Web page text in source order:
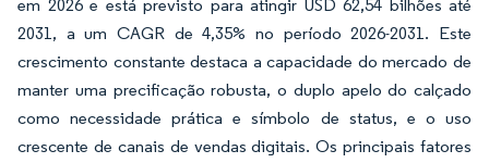
em 2026 e está previsto para atingir USD 62,54 bilhões até
2031, a um CAGR de 4,35% no período 2026-2031. Este
crescimento constante destaca a capacidade do mercado de
manter uma precificação robusta, o duplo apelo do calçado
como necessidade prática e símbolo de status, e o uso
crescente de canais de vendas digitais. Os principais fatores